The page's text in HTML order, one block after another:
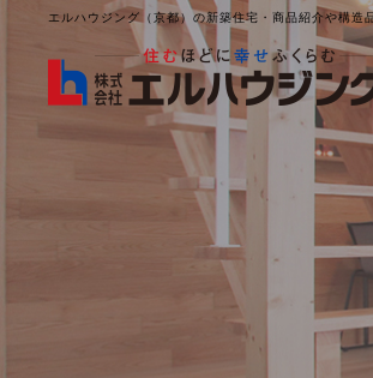
エルハウジング（京都）の新築住宅・商品紹介や構造